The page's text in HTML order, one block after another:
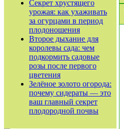
Секрет хрустящего
урожая: как ухаживать
за огурцами в период
плодоношения
Второе дыхание для
королевы сада: чем
подкормить садовые
розы после первого
цветения
Зелёное золото огорода:
почему сидераты — это
ваш главный секрет
плодородной почвы